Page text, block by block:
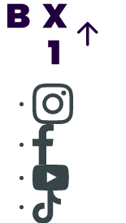
Connaître BX1
Publicité
Offres d'emploi
Contact
Mentions légales
Politique de
Gérer les cookies